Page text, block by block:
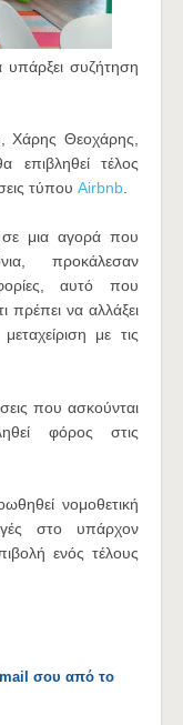
υπάρξει συζήτηση
Χάρης Θεοχάρης,
τέλος
τύπου Airbnb
σε μια αγορά που
προκάλεσαν
αυτό που
πρέπει να αλλάξει
με τις
που ασκούνται
φόρος στις
νομοθετική
στο υπάρχον
ενός τέλους
mail σου από το